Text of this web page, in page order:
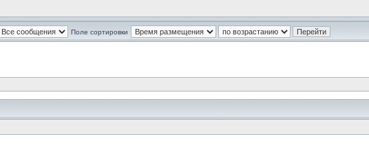
Поле сортировки